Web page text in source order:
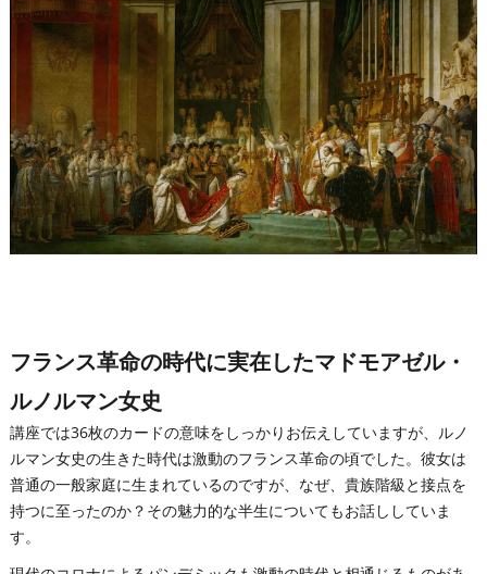
フランス革命の時代に実在したマドモアゼル・
ルノルマン女史
講座では36枚のカードの意味をしっかりお伝えしていますが、ルノ
ルマン女史の生きた時代は激動のフランス革命の頃でした。彼女は
普通の一般家庭に生まれているのですが、なぜ、貴族階級と接点を
持つに至ったのか？その魅力的な半生についてもお話ししていま
す。